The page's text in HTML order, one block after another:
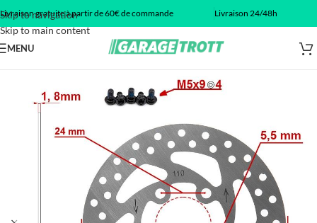
Skip to navigation
Skip to main content
Livraison gratuite à partir de 60€ de commande Livraison 24/48h
MENU